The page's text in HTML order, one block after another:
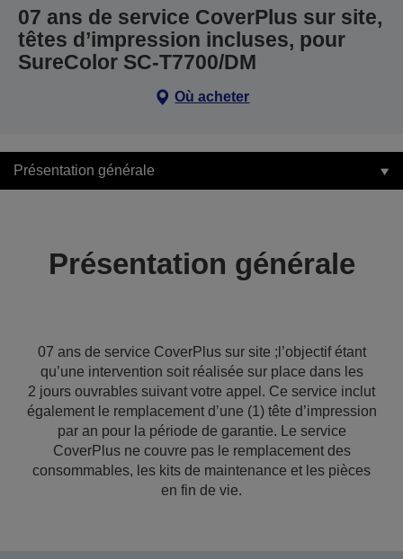
07 ans de service CoverPlus sur site,
têtes d’impression incluses, pour
SureColor SC-T7700/DM
Où acheter
Présentation générale
Présentation générale
07 ans de service CoverPlus sur site ;l’objectif étant
qu’une intervention soit réalisée sur place dans les
2 jours ouvrables suivant votre appel. Ce service inclut
également le remplacement d’une (1) tête d’impression
par an pour la période de garantie. Le service
CoverPlus ne couvre pas le remplacement des
consommables, les kits de maintenance et les pièces
en fin de vie.